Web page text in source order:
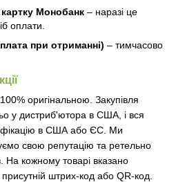
Монобанк – наразі це
оплати.
при отриманні) – тимчасово
оригінальною. Закупівля
у дистриб'ютора в США, і вся
в США або ЄС. Ми
свою репутацію та ретельно
На кожному товарі вказано
штрих-код або QR-код.